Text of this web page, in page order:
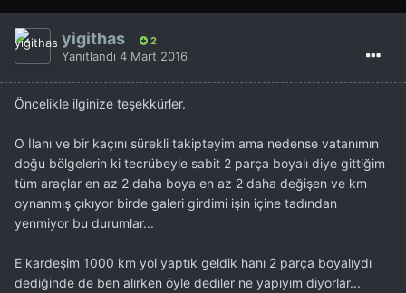
olacak ama forumdan gerçekten bakımları düzgün
kullanıcı olan kişilerin araçlarınada bakmak için vakit
harcayabilirim...
Mümkünse Sorun çıkarmayacağımı bilsemde 180.000 km
geçmemiş olması tercih sebebi olur.
Renk Önemsiz Mazda 3 olsunda...
bedeli kadarda çıkmasın. (10 yaşında araba neticede...)
yigithas 2
Yanıtlandı 4 Mart 2016
Öncelikle ilginize teşekkürler.
O İlanı ve bir kaçını sürekli takipteyim ama nedense vatanımın
doğu bölgelerin ki tecrübeyle sabit 2 parça boyalı diye gittiğim
tüm araçlar en az 2 daha boya en az 2 daha değişen ve km
oynanmış çıkıyor birde galeri girdimi işin içine tadından
yenmiyor bu durumlar...
E kardeşim 1000 km yol yaptık geldik hanı 2 parça boyalıydı
dediğinde de ben alırken öyle dediler ne yapıyım diyorlar...